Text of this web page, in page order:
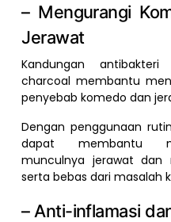
– Mengurangi
Jerawat
Kandungan
charcoal membantu
penyebab komedo dan
Dengan penggunaan
dapat membantu
munculnya jerawat
serta bebas dari masalah
– Anti-inflamasi